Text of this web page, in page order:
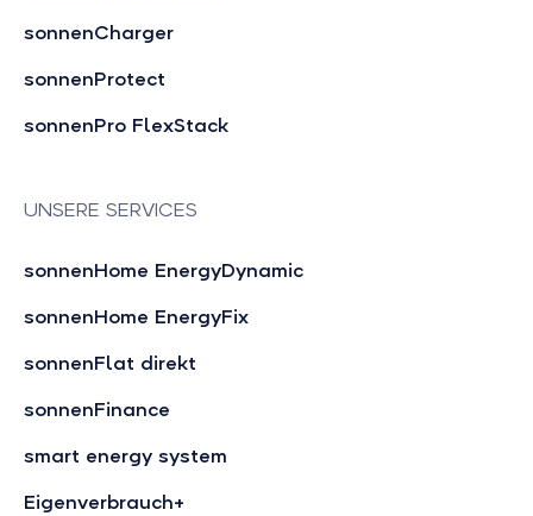
sonnenCharger
sonnenProtect
sonnenPro FlexStack
UNSERE SERVICES
sonnenHome EnergyDynamic
sonnenHome EnergyFix
sonnenFlat direkt
sonnenFinance
smart energy system
Eigenverbrauch+